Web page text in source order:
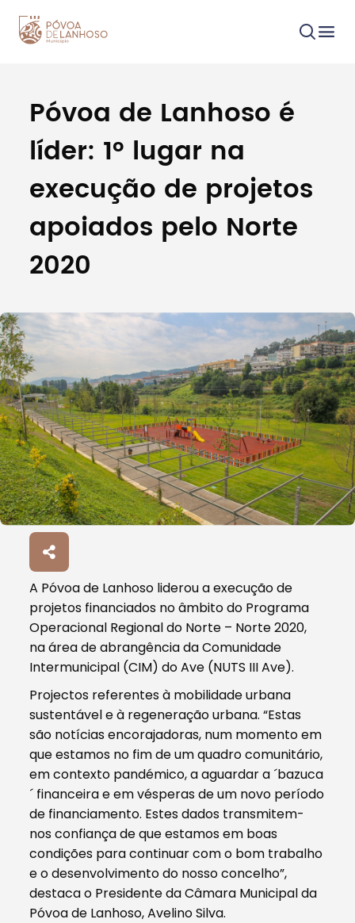
Procurar
Tipo de conteúdo
Filtros
Póvoa de Lanhoso é
líder: 1º lugar na
execução de projetos
apoiados pelo Norte
2020
A Póvoa de Lanhoso liderou a execução de
projetos financiados no âmbito do Programa
Operacional Regional do Norte – Norte 2020,
na área de abrangência da Comunidade
Intermunicipal (CIM) do Ave (NUTS III Ave).
Projectos referentes à mobilidade urbana
sustentável e à regeneração urbana. “Estas
são notícias encorajadoras, num momento em
que estamos no fim de um quadro comunitário,
em contexto pandémico, a aguardar a ´bazuca
´ financeira e em vésperas de um novo período
de financiamento. Estes dados transmitem-
nos confiança de que estamos em boas
condições para continuar com o bom trabalho
e o desenvolvimento do nosso concelho”,
destaca o Presidente da Câmara Municipal da
Póvoa de Lanhoso, Avelino Silva.